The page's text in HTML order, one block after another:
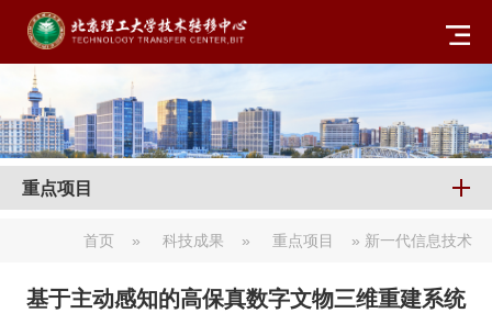
重点项目
首页 » 科技成果 » 重点项目 » 新一代信息技术
基于主动感知的高保真数字文物三维重建系统